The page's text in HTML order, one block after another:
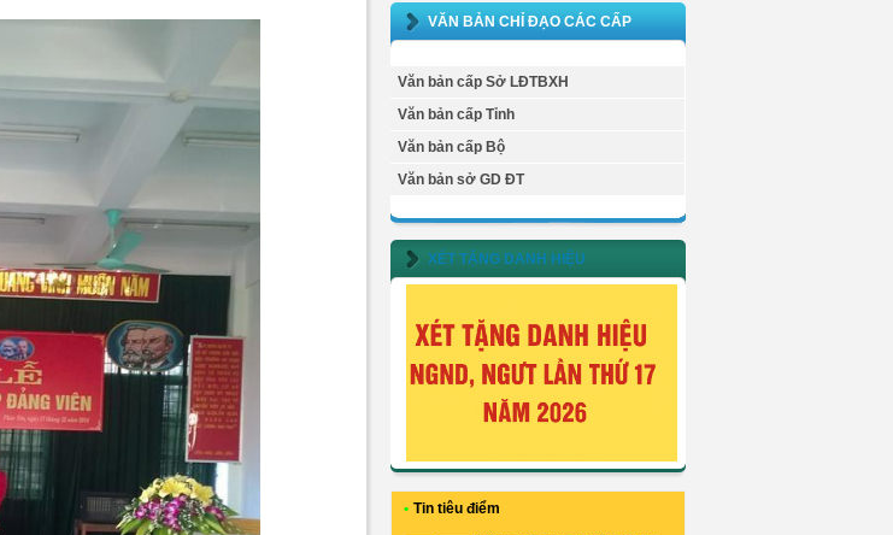
VĂN BẢN CHỈ ĐẠO CÁC CẤP
Văn bản cấp Sở LĐTBXH
Văn bản cấp Tỉnh
Văn bản cấp Bộ
Văn bản sở GD ĐT
XÉT TẶNG DANH HIỆU
• Tin tiêu điểm